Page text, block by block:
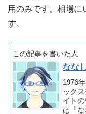
用のみです。相場に
す。
この記事を書いた人
ななし
1976
ック
イト
は「な